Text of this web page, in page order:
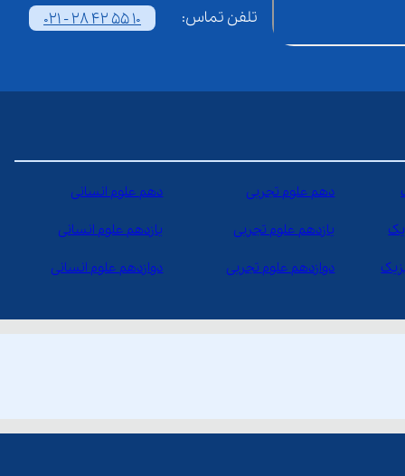
تلفن تماس: 021 - 28 42 55 10
دهم علوم تجربی دهم علوم انسانی
یازدهم علوم تجربی یازدهم علوم انسانی
دوازدهم علوم تجربی دوازدهم علوم انسانی